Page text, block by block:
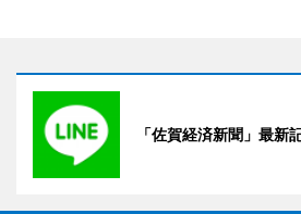
「佐賀経済新聞」最新